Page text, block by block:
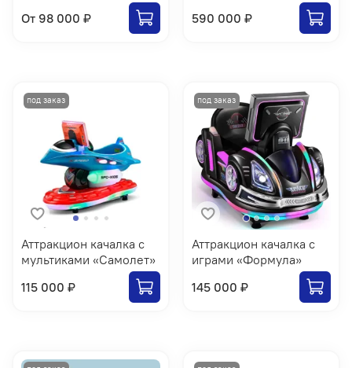
От 98 000 ₽ 590 000 ₽
Аттракцион качалка с
мультиками «Самолет»
115 000 ₽
Аттракцион качалка с
играми «Формула»
145 000 ₽